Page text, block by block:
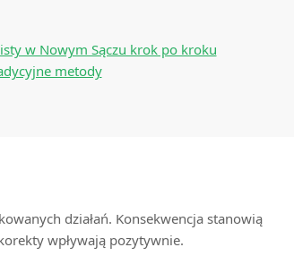
w Nowym Sączu krok po kroku
metody
działań. Konsekwencja stanowią
wpływają pozytywnie.